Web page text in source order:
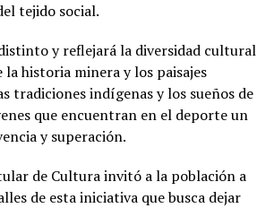
tejido social.
y reflejará la diversidad cultural
la historia minera y los paisajes
tradiciones indígenas y los sueños de
que encuentran en el deporte un
y superación.
de Cultura invitó a la población a
de esta iniciativa que busca dejar